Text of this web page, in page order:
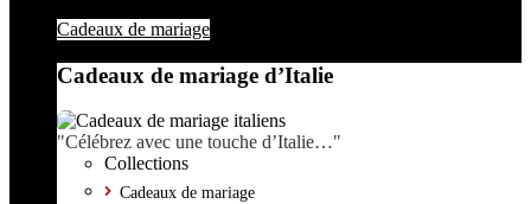
Cadeaux de mariage
Cadeaux de mariage d’Italie
"Célébrez avec une touche d’Italie…"
Collections
Cadeaux de mariage